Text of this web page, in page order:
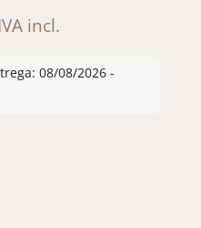
IVA incl.
08/08/2026 -